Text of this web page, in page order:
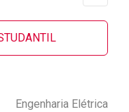
Engenharia Elétrica